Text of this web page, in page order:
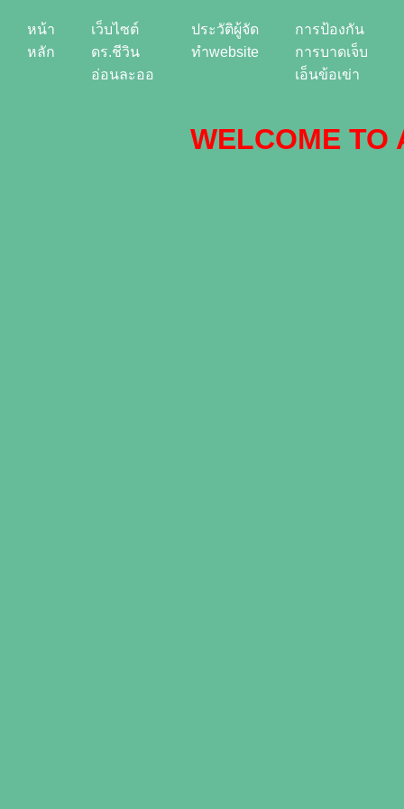
หน้า
หลัก
เว็บไซต์
ดร.ชีวิน
อ่อนละออ
ประวัติผู้จัด
ทำwebsite
การป้องกัน
การบาดเจ็บ
เอ็นข้อเข่า
WELCOME TO